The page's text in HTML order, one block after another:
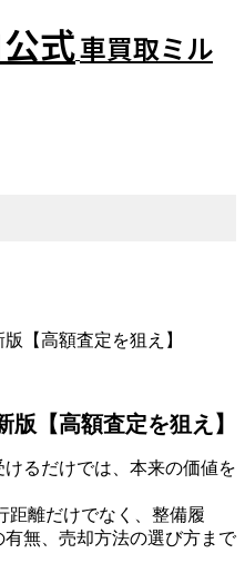
式車買取ミル
【高額査定を狙え】
【高額査定を狙え】
るだけでは、本来の価値を
距離だけでなく、整備履
無、売却方法の選び方まで